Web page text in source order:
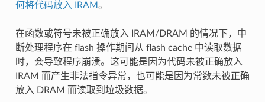
何将代码放入 IRAM。
在函数或符号未被正确放入 IRAM/DRAM 的情况下，中
断处理程序在 flash 操作期间从 flash cache 中读取数据
时，会导致程序崩溃。这可能是因为代码未被正确放入
IRAM 而产生非法指令异常，也可能是因为常数未被正确
放入 DRAM 而读取到垃圾数据。